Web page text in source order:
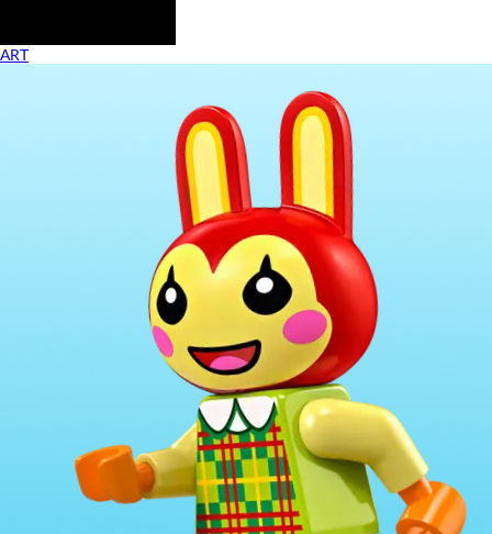
ART